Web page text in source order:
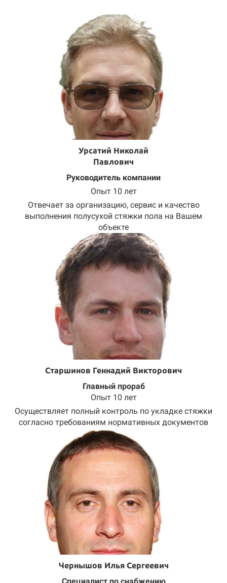
Урсатий Николай
Павлович
Руководитель компании
Опыт 10 лет
Отвечает за организацию, сервис и качество
выполнения полусухой стяжки пола на Вашем
объекте
Старшинов Геннадий Викторович
Главный прораб
Опыт 10 лет
Осуществляет полный контроль по укладке стяжки
согласно требованиям нормативных документов
Чернышов Илья Сергеевич